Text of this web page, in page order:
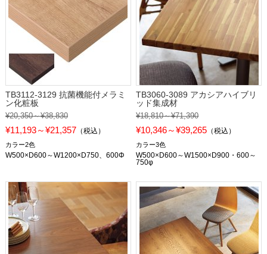
TB3112-3129 抗菌機能付メラミ
ン化粧板
¥20,350～¥38,830
¥11,193～¥21,357 （税込）
カラー2色
W500×D600～W1200×D750、600Φ
TB3060-3089 アカシアハイブリ
ッド集成材
¥18,810～¥71,390
¥10,346～¥39,265 （税込）
カラー3色
W500×D600～W1500×D900・600～
750φ